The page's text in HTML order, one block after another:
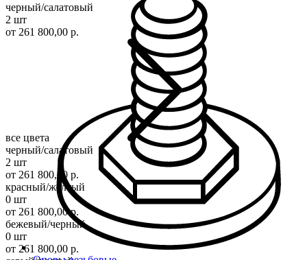
черный/салатовый
2 шт
от 261 800,00 р.
все цвета
черный/салатовый
2 шт
от 261 800,00 р.
красный/желтый
0 шт
от 261 800,00 р.
бежевый/черный
0 шт
от 261 800,00 р.